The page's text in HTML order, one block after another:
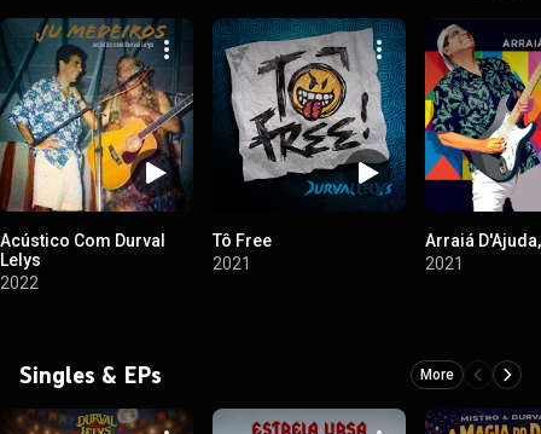
Acústico Com Durval
Lelys
2022
Tô Free
2021
Arraiá
2021
Singles & EPs More